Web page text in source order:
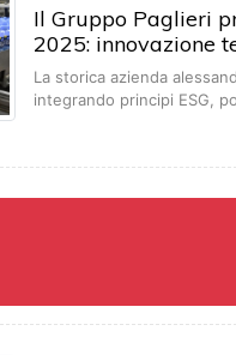
Il Gruppo Paglieri
2025: innovazione
La storica azienda
integrando principi ESG,